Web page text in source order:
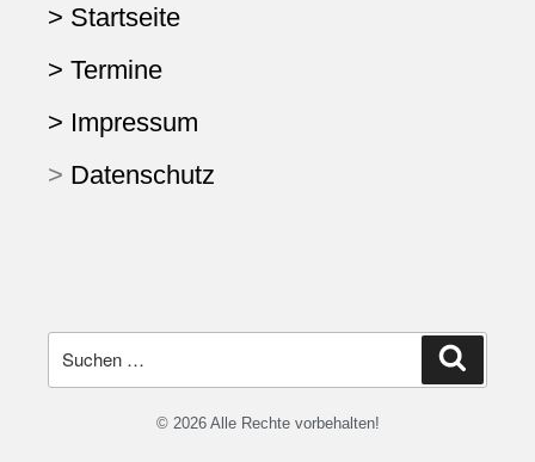
> Startseite
> Termine
> Impressum
> Datenschutz
© 2026 Alle Rechte vorbehalten!